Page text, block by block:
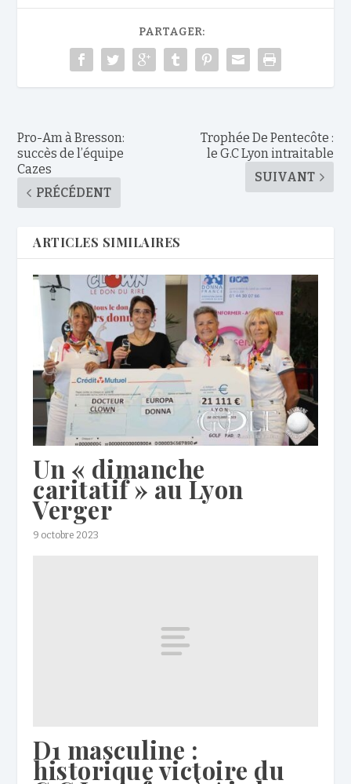
PARTAGER:
Pro-Am à Bresson:
succès de l’équipe
Cazes
PRÉCÉDENT
Trophée De Pentecôte :
le G.C Lyon intraitable
SUIVANT
ARTICLES SIMILAIRES
Un « dimanche
caritatif » au Lyon
Verger
9 octobre 2023
D1 masculine :
historique victoire du